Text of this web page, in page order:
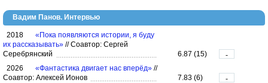
Вадим Панов. Интервью
2018
«Пока появляются истории, я буду
их рассказывать» //Соавтор: Сергей
Серебрянский
6.87 (15)
-
2026
«Фантастика двигает нас вперёд» //
Соавтор: Алексей Ионов
7.83 (6)
-